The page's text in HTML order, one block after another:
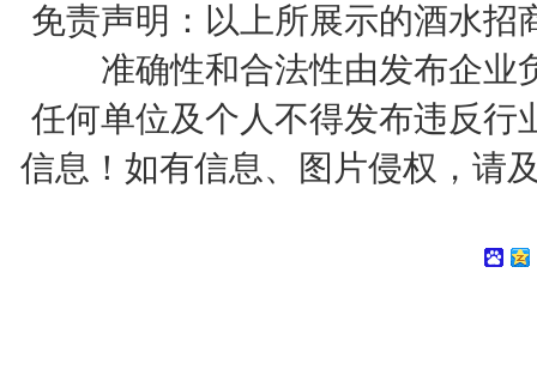
免责声明：以上所展示的酒水
准确性和合法性由发布企业
任何单位及个人不得发布违反行
信息！如有信息、图片侵权，请